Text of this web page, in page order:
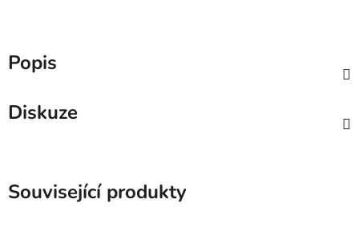
Popis
Diskuze
Související produkty